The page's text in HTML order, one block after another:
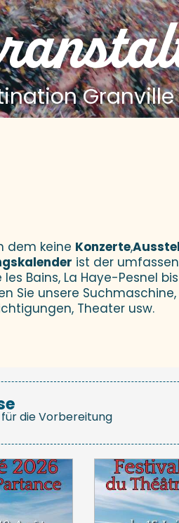
Granville
favoris
dem keine Konzerte,
ist der
Bains, La Haye-Pesnel
Sie unsere
Theater usw.
die Vorbereitung